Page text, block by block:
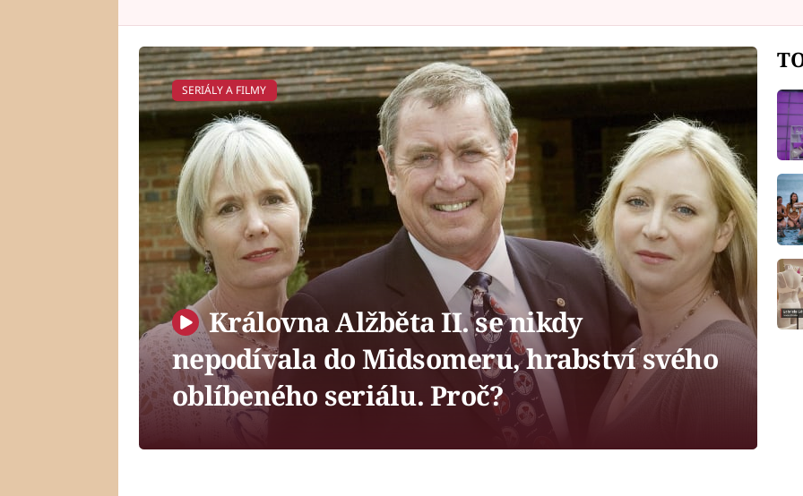
SERIÁLY A FILMY
Královna Alžběta II. se nikdy
nepodívala do Midsomeru, hrabství svého
oblíbeného seriálu. Proč?